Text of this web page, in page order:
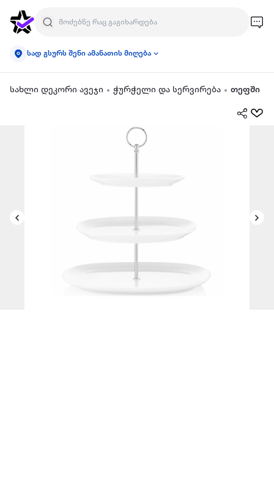
სად გსურს შენი ამანათის მიღება
სახლი დეკორი ავეჯი ჭურჭელი და სერვირება თეფში